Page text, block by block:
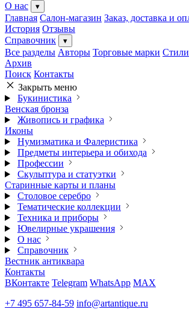
О нас
▾
Главная Салон-магазин Заказ, доставка и
История Отзывы
Справочник
▾
Все разделы Авторы Торговые марки Стили
Архив
Поиск Контакты
Закрыть меню
Букинистика
Венская бронза
Живопись и графика
Иконы
Нумизматика и Фалеристика
Предметы интерьера и обихода
Профессии
Скульптура и статуэтки
Старинные карты и планы
Столовое серебро
Тематические коллекции
Техника и приборы
Ювелирные украшения
О нас
Справочник
Вестник антиквара
Контакты
ВКонтакте Telegram WhatsApp MAX
+7 495 657-84-59 info@artantique.ru